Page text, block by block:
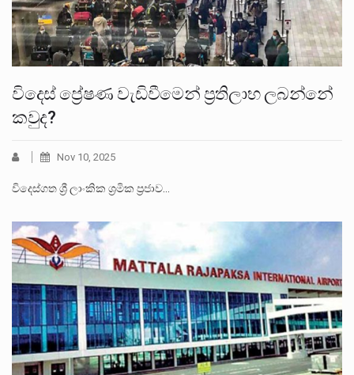
විදෙස් ප්‍රේෂණ වැඩිවීමෙන් ප්‍රතිලාභ ලබන්නේ
කවුද?
Nov 10, 2025
විදෙ­ස්ගත ශ්‍රී ලාංකික ශ්‍රමික ප්‍රජාව…